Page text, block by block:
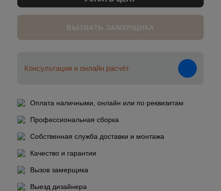
ВЫЗВАТЬ ЗАМЕРЩИКА
Консультация и онлайн расчёт
Оплата наличными, онлайн или по реквизитам
Профессиональная сборка
Собственная служба доставки и монтажа
Качество и гарантии
Вызов замерщика
Выезд дизайнера